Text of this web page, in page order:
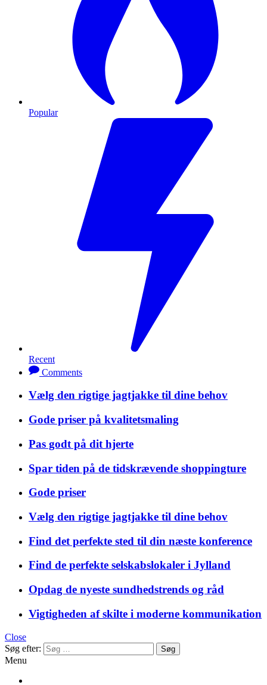
Popular
Recent
Comments
Vælg den rigtige jagtjakke til dine behov
Gode priser på kvalitetsmaling
Pas godt på dit hjerte
Spar tiden på de tidskrævende shoppingture
Gode priser
Vælg den rigtige jagtjakke til dine behov
Find det perfekte sted til din næste konference
Find de perfekte selskabslokaler i Jylland
Opdag de nyeste sundhedstrends og råd
Vigtigheden af skilte i moderne kommunikation
Close
Søg efter:
Menu